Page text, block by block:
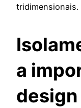
tridimensionais.
a